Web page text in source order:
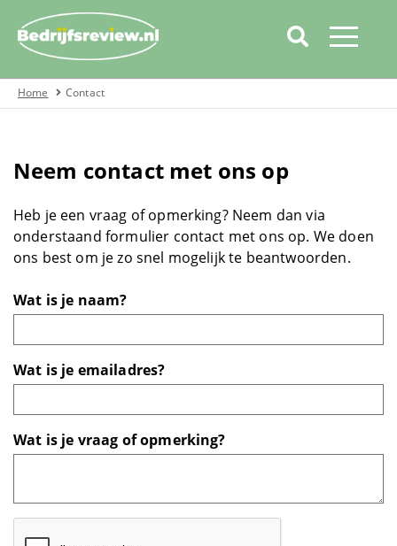
Home
Boeken
Cadeau
Diensten
Energie
Over bedrijfsreview
Home Contact
Neem contact met ons op
Heb je een vraag of opmerking? Neem dan via
onderstaand formulier contact met ons op. We doen
ons best om je zo snel mogelijk te beantwoorden.
Wat is je naam?
Wat is je emailadres?
Wat is je vraag of opmerking?